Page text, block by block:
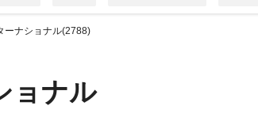
ーナショナル(2788)
ョナル